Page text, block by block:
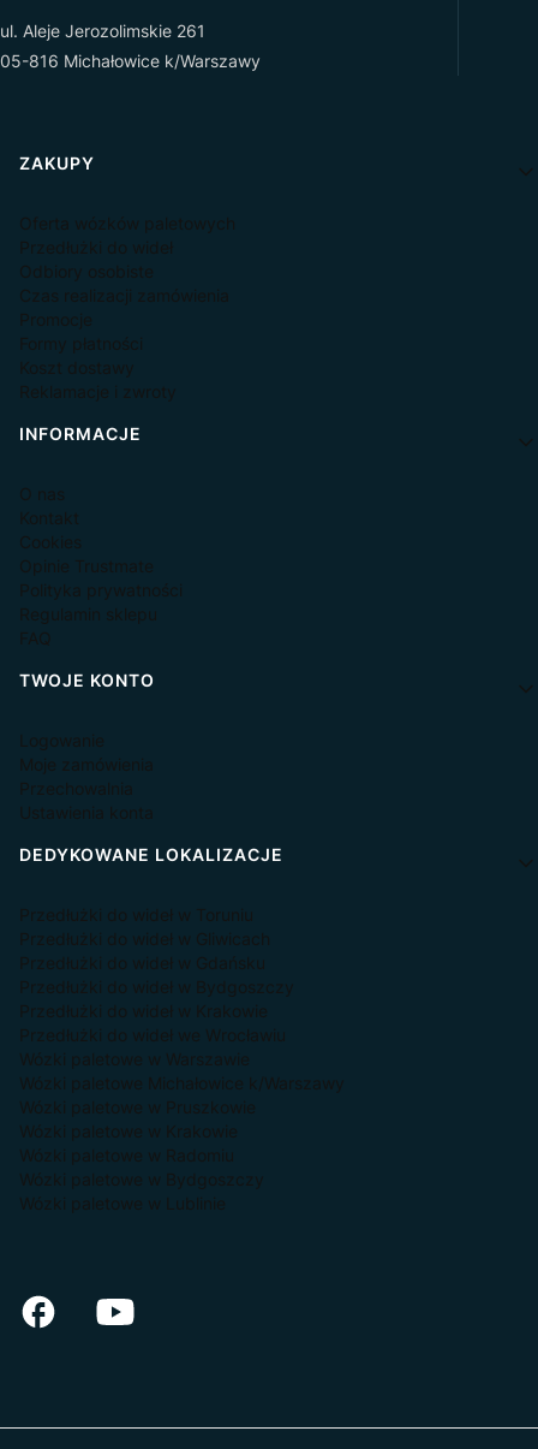
ul. Aleje Jerozolimskie 261
05-816 Michałowice k/Warszawy
Linki w stopce
ZAKUPY
Oferta wózków paletowych
Przedłużki do wideł
Odbiory osobiste
Czas realizacji zamówienia
Promocje
Formy płatności
Koszt dostawy
Reklamacje i zwroty
INFORMACJE
O nas
Kontakt
Cookies
Opinie Trustmate
Polityka prywatności
Regulamin sklepu
FAQ
TWOJE KONTO
Logowanie
Moje zamówienia
Przechowalnia
Ustawienia konta
DEDYKOWANE LOKALIZACJE
Przedłużki do wideł w Toruniu
Przedłużki do wideł w Gliwicach
Przedłużki do wideł w Gdańsku
Przedłużki do wideł w Bydgoszczy
Przedłużki do wideł w Krakowie
Przedłużki do wideł we Wrocławiu
Wózki paletowe w Warszawie
Wózki paletowe Michałowice k/Warszawy
Wózki paletowe w Pruszkowie
Wózki paletowe w Krakowie
Wózki paletowe w Radomiu
Wózki paletowe w Bydgoszczy
Wózki paletowe w Lublinie